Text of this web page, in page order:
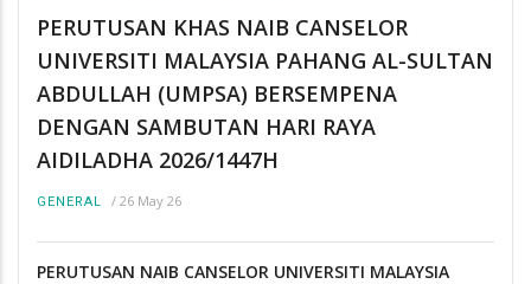
PERUTUSAN KHAS NAIB CANSELOR
UNIVERSITI MALAYSIA PAHANG AL-SULTAN
ABDULLAH (UMPSA) BERSEMPENA
DENGAN SAMBUTAN HARI RAYA
AIDILADHA 2026/1447H
GENERAL / 26 May 26
PERUTUSAN NAIB CANSELOR UNIVERSITI MALAYSIA